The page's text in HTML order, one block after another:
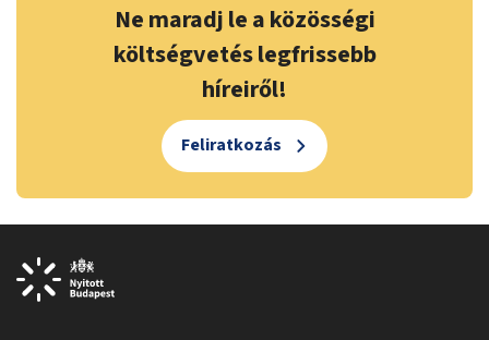
Ne maradj le a közösségi
költségvetés legfrissebb
híreiről!
Feliratkozás